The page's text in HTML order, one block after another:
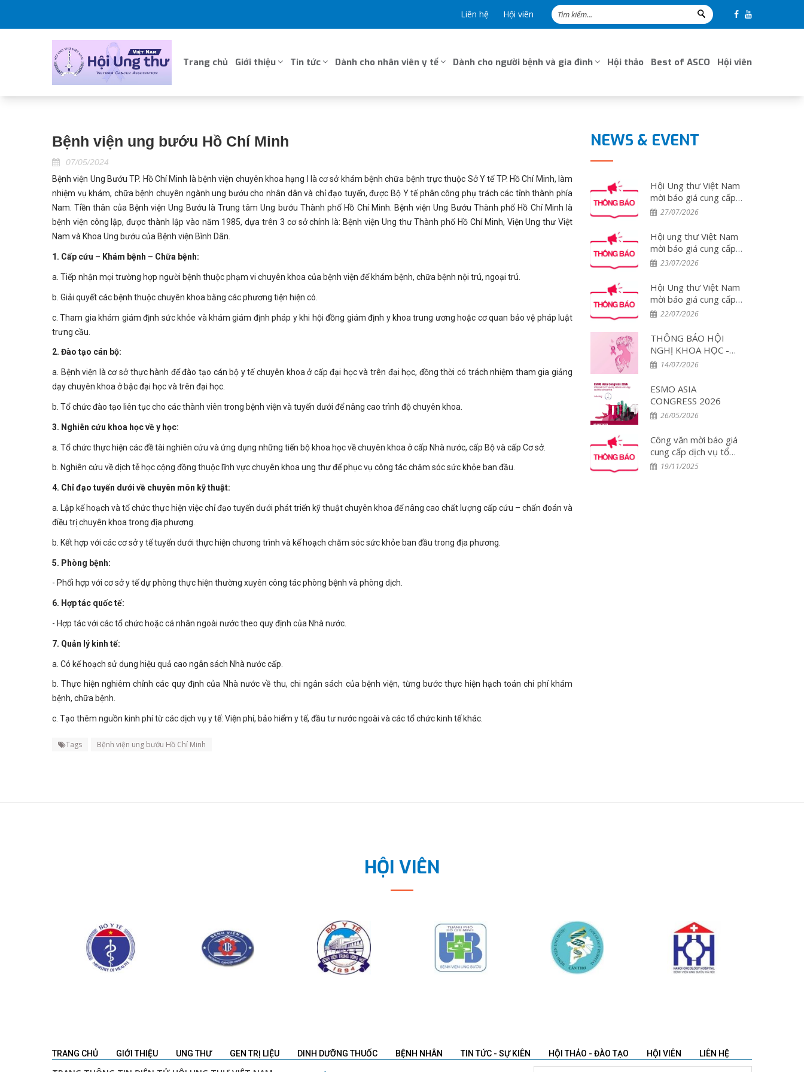
Liên hệ Hội viên
Trang chủ Giới thiệu Tin tức Dành cho nhân viên y tế Dành cho người bệnh và gia đình Hội thảo Best of ASCO Hội viên
Bệnh viện ung bướu Hồ Chí Minh
07/05/2024
Bệnh viện Ung Bướu TP. Hồ Chí Minh là bệnh viện chuyên khoa hạng I là cơ sở khám bệnh chữa bệnh trực thuộc Sở Y tế TP. Hồ Chí Minh, làm
nhiệm vụ khám, chữa bệnh chuyên ngành ung bướu cho nhân dân và chỉ đạo tuyến, được Bộ Y tế phân công phụ trách các tỉnh thành phía
Nam. Tiền thân của Bệnh viện Ung Bướu là Trung tâm Ung bướu Thành phố Hồ Chí Minh. Bệnh viện Ung Bướu Thành phố Hồ Chí Minh là
bệnh viện công lập, được thành lập vào năm 1985, dựa trên 3 cơ sở chính là: Bệnh viện Ung thư Thành phố Hồ Chí Minh, Viện Ung thư Việt
Nam và Khoa Ung bướu của Bệnh viện Bình Dân.
1. Cấp cứu – Khám bệnh – Chữa bệnh:
a. Tiếp nhận mọi trường hợp người bệnh thuộc phạm vi chuyên khoa của bệnh viện để khám bệnh, chữa bệnh nội trú, ngoại trú.
b. Giải quyết các bệnh thuộc chuyên khoa bằng các phương tiện hiện có.
c. Tham gia khám giám định sức khỏe và khám giám định pháp y khi hội đồng giám định y khoa trung ương hoặc cơ quan bảo vệ pháp luật
trưng cầu.
2. Đào tạo cán bộ:
a. Bệnh viện là cơ sở thực hành để đào tạo cán bộ y tế chuyên khoa ở cấp đại học và trên đại học, đồng thời có trách nhiệm tham gia giảng
dạy chuyên khoa ở bậc đại học và trên đại học.
b. Tổ chức đào tạo liên tục cho các thành viên trong bệnh viện và tuyến dưới để nâng cao trình độ chuyên khoa.
3. Nghiên cứu khoa học về y học:
a. Tổ chức thực hiện các đề tài nghiên cứu và ứng dụng những tiến bộ khoa học về chuyên khoa ở cấp Nhà nước, cấp Bộ và cấp Cơ sở.
b. Nghiên cứu về dịch tễ học cộng đồng thuộc lĩnh vực chuyên khoa ung thư để phục vụ công tác chăm sóc sức khỏe ban đầu.
4. Chỉ đạo tuyến dưới về chuyên môn kỹ thuật:
a. Lập kế hoạch và tổ chức thực hiện việc chỉ đạo tuyến dưới phát triển kỹ thuật chuyên khoa để nâng cao chất lượng cấp cứu – chẩn đoán và
điều trị chuyên khoa trong địa phương.
b. Kết hợp với các cơ sở y tế tuyến dưới thực hiện chương trình và kế hoạch chăm sóc sức khỏe ban đầu trong địa phương.
5. Phòng bệnh:
- Phối hợp với cơ sở y tế dự phòng thực hiện thường xuyên công tác phòng bệnh và phòng dịch.
6. Hợp tác quốc tế:
- Hợp tác với các tổ chức hoặc cá nhân ngoài nước theo quy định của Nhà nước.
7. Quản lý kinh tế:
a. Có kế hoạch sử dụng hiệu quả cao ngân sách Nhà nước cấp.
b. Thực hiện nghiêm chỉnh các quy định của Nhà nước về thu, chi ngân sách của bệnh viện, từng bước thực hiện hạch toán chi phí khám
bệnh, chữa bệnh.
c. Tạo thêm nguồn kinh phí từ các dịch vụ y tế: Viện phí, bảo hiểm y tế, đầu tư nước ngoài và các tổ chức kinh tế khác.
Tags Bệnh viện ung bướu Hồ Chí Minh
NEWS & EVENT
Hội Ung thư Việt Nam
mời báo giá cung cấp
dịch vụ tổ chức đoàn
nghị ESMO 2026 tại
Tây Ban Nha
27/07/2026
Hội ung thư Việt Nam
mời báo giá cung cấp
dịch vụ tổ chức đoàn
nghị WCLC 2026 tại
Hàn Quốc
23/07/2026
Hội Ung thư Việt Nam
mời báo giá cung cấp
dịch vụ tổ chức đoàn
nghị PCUT Huế 2026
22/07/2026
THÔNG BÁO HỘI
NGHỊ KHOA HỌC -
DIỄN ĐÀN THẢO
Tối ưu hóa điều trị đa
mô thức và Chăm sóc
toàn diện Bệnh nhân
Ung thư Vú tại Việt
Nam – Lần 2
14/07/2026
ESMO ASIA
CONGRESS 2026
26/05/2026
Công văn mời báo giá
cung cấp dịch vụ tổ
chức đoàn đại biểu
19/11/2025
HỘI VIÊN
TRANG CHỦ GIỚI THIỆU UNG THƯ GEN TRỊ LIỆU DINH DƯỠNG THUỐC BỆNH NHÂN TIN TỨC - SỰ KIÊN HỘI THẢO - ĐÀO TẠO HỘI VIÊN LIÊN HỆ